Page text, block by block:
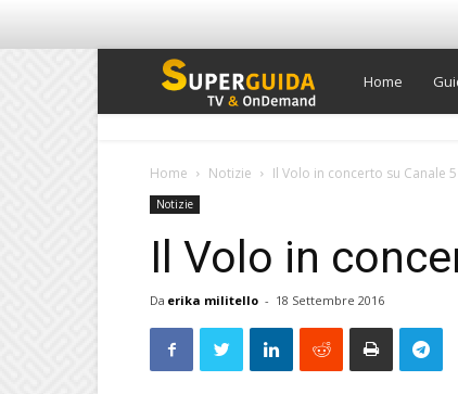
Super
Home
Home Notizie Il Volo in concerto su Canale 5
Notizie
Il Volo in
Da erika militello - 18 Settembre 2016